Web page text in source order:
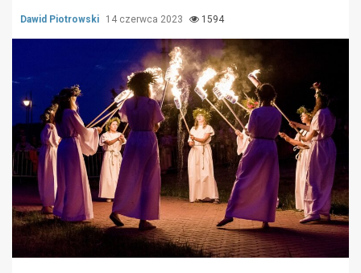
Dawid Piotrowski 14 czerwca 2023 1594